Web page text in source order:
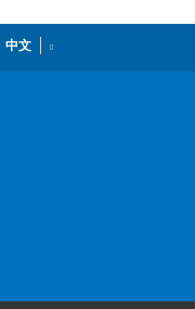
中文